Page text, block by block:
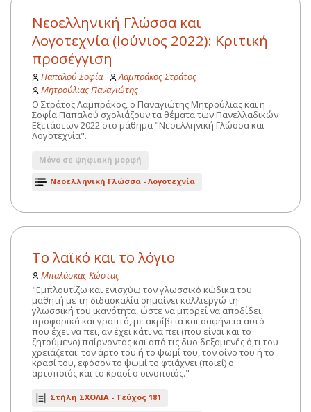
Nεοελληνική Γλώσσα και
Λογοτεχνία (Ιούνιος 2022): Κριτική
προσέγγιση
Παπαλού Σοφία
Λαμπράκος Στράτος
Μητρούλιας Παναγιώτης
Ο Στράτος Λαμπράκος, ο Παναγιώτης Μητρούλιας και η
Σοφία Παπαλού σχολιάζουν τα θέματα των Πανελλαδικών
Εξετάσεων 2022 στο μάθημα "Nεοελληνική Γλώσσα και
Λογοτεχνία".
Μόνο σε ψηφιακή μορφή
Νεοελληνική Γλώσσα - Λογοτεχνία
Το λαϊκό και το λόγιο
Μπαλάσκας Κώστας
"Εμπλουτίζω και ενισχύω τον γλωσσικό κώδικα του
μαθητή με τη διδασκαλία σημαίνει καλλιεργώ τη
γλωσσική του ικανότητα, ώστε να μπορεί να αποδίδει,
προφορικά και γραπτά, με ακρίβεια και σαφήνεια αυτό
που έχει να πει, αν έχει κάτι να πει (που είναι και το
ζητούμενο) παίρνοντας και από τις δυο δεξαμενές ό,τι του
χρειάζεται: τον άρτο του ή το ψωμί του, τον οίνο του ή το
κρασί του, εφόσον το ψωμί το φτιάχνει (ποιεί) ο
αρτοποιός και το κρασί ο οινοποιός."
Στήλη ΣΧΟΛΙΑ - Τεύχος 181